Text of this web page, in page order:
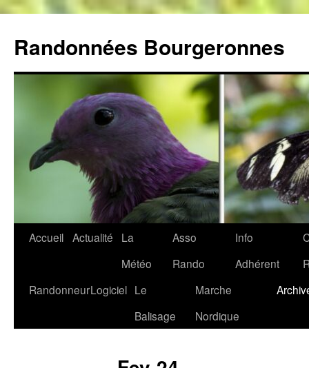
contenu
Randonnées Bourgeronnes
Accueil Actualité
La
Météo
Asso
Rando
Info
Adhérent
RandonneurLogiciel Le
Balisage
Marche
Nordique